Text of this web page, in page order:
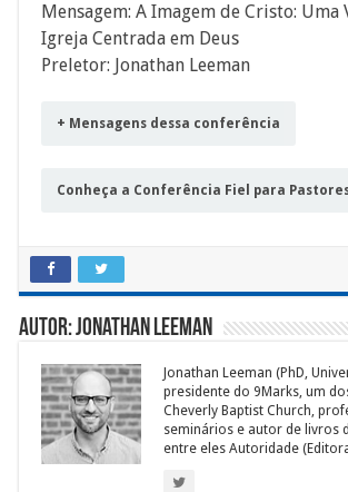
Mensagem: A Imagem de Cristo: Uma
Igreja Centrada em Deus
Preletor: Jonathan Leeman
+ Mensagens dessa conferência
Conheça a Conferência Fiel para
Autor: Jonathan Leeman
Jonathan Leeman (PhD,
presidente do 9Marks, um
Cheverly Baptist Church,
seminários e autor de livros
entre eles Autoridade